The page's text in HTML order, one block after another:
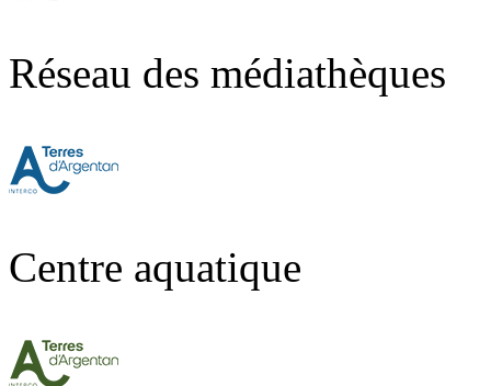
Réseau des médiathèques
Centre aquatique